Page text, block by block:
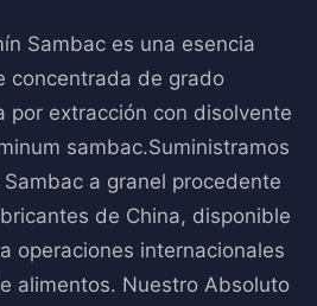
Sambac es una esencia
concentrada de grado
por extracción con disolvente
sambac.Suministramos
a granel procedente
de China, disponible
operaciones internacionales
alimentos. Nuestro Absoluto